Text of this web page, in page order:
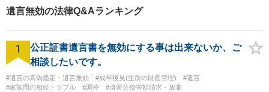
遺言無効の法律Q&Aランキング
1
公正証書遺言書を無効にする事は出来ないか、ご
相談したいです。
#遺言の真偽鑑定・遺言無効 #成年後見(生前の財産管理)
#遺言
#家族間の相続トラブル
#調停 #遺留分侵害額請求・放棄